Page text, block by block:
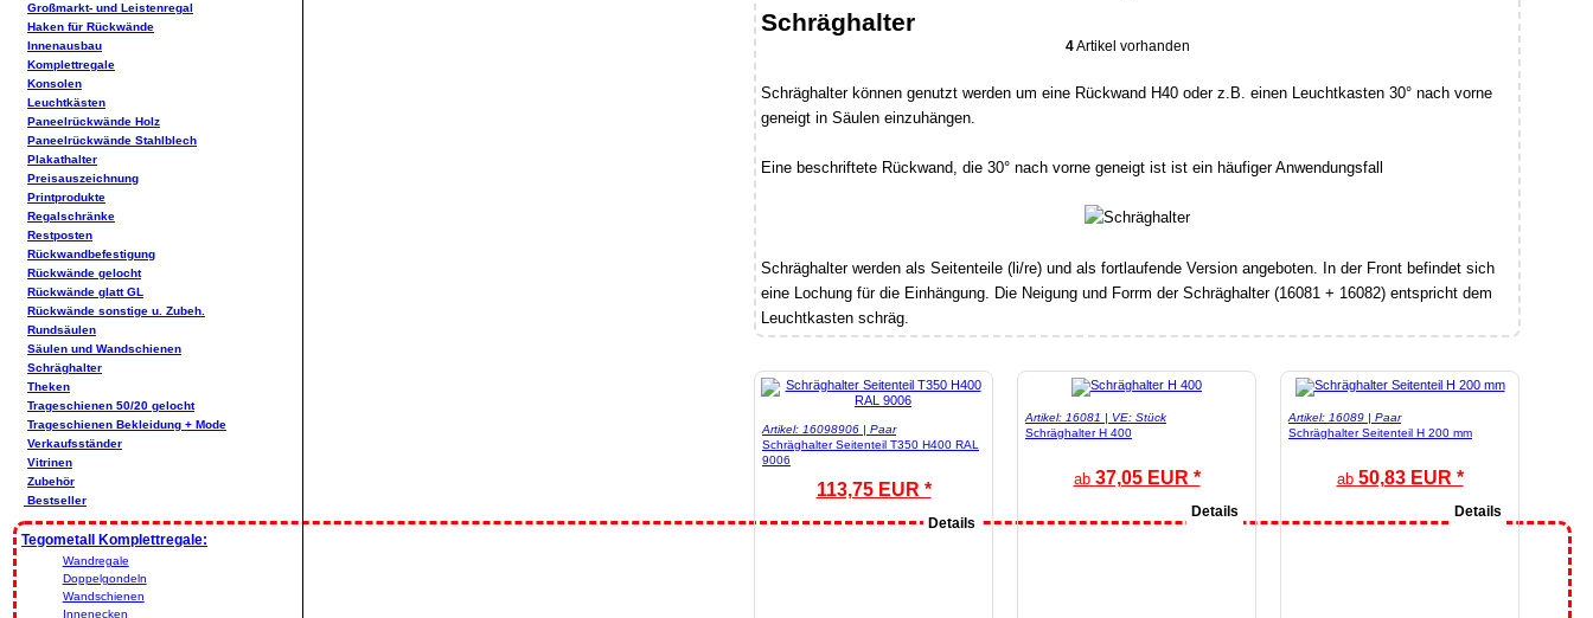
4Artikel vorhanden
Schräghalter
Schräghalter können genutzt werden um eine Rückwand H40 oder z.B. einen Leuchtkasten 30° nach vorne
geneigt in Säulen einzuhängen.
Eine beschriftete Rückwand, die 30° nach vorne geneigt ist ist ein häufiger Anwendungsfall
Schräghalter werden als Seitenteile (li/re) und als fortlaufende Version angeboten. In der Front befindet sich
eine Lochung für die Einhängung. Die Neigung und Forrm der Schräghalter (16081 + 16082) entspricht dem
Leuchtkasten schräg.
Artikel: 16098906 | Paar
Schräghalter Seitenteil T350 H400 RAL
9006
113,75 EUR *
Details
Artikel: 16081 | VE: Stück
Schräghalter H 400
ab 37,05 EUR *
Details
Artikel: 16089 | Paar
Schräghalter Seitenteil H 200 mm
ab 50,83 EUR *
Details
Großmarkt- und Leistenregal
Haken für Rückwände
Innenausbau
Komplettregale
Konsolen
Leuchtkästen
Paneelrückwände Holz
Paneelrückwände Stahlblech
Plakathalter
Preisauszeichnung
Printprodukte
Regalschränke
Restposten
Rückwandbefestigung
Rückwände gelocht
Rückwände glatt GL
Rückwände sonstige u. Zubeh.
Rundsäulen
Säulen und Wandschienen
Schräghalter
Theken
Trageschienen 50/20 gelocht
Trageschienen Bekleidung + Mode
Verkaufsständer
Vitrinen
Zubehör
Bestseller
Tegometall Komplettregale:
Wandregale
Doppelgondeln
Wandschienen
Innenecken